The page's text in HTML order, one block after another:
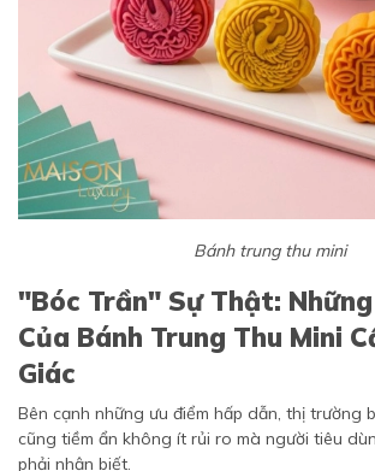
Bánh trung thu mini
"Bóc Trần" Sự Thật:
Của Bánh Trung Thu Mini
Giác
Bên cạnh những ưu điểm hấp dẫn, thị trường
cũng tiềm ẩn không ít rủi ro mà người tiêu
phải nhận biết.